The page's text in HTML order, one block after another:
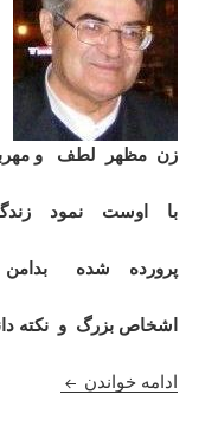
زن مظهر لطف و
با اوست نمود
پرورده شده بدامن
اشخاص بزرگ و نکته
ادامه خواندن مظهر لطف